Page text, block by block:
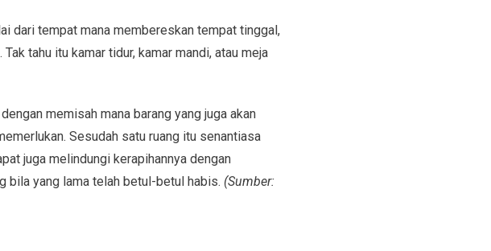
dari tempat mana membereskan tempat tinggal,
tahu itu kamar tidur, kamar mandi, atau meja
memisah mana barang yang juga akan
Sesudah satu ruang itu senantiasa
juga melindungi kerapihannya dengan
bila yang lama telah betul-betul habis. (Sumber: